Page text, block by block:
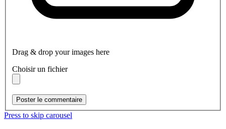
Drag & drop your images here
Choisir un fichier
Poster le commentaire
Press to skip carousel